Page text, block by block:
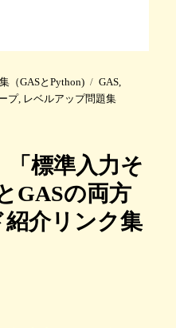
（GASとPython)
タ
グ
GAS,
プ, レベルアップ問題集
「標準入力そ
GASの両方
介リンク集